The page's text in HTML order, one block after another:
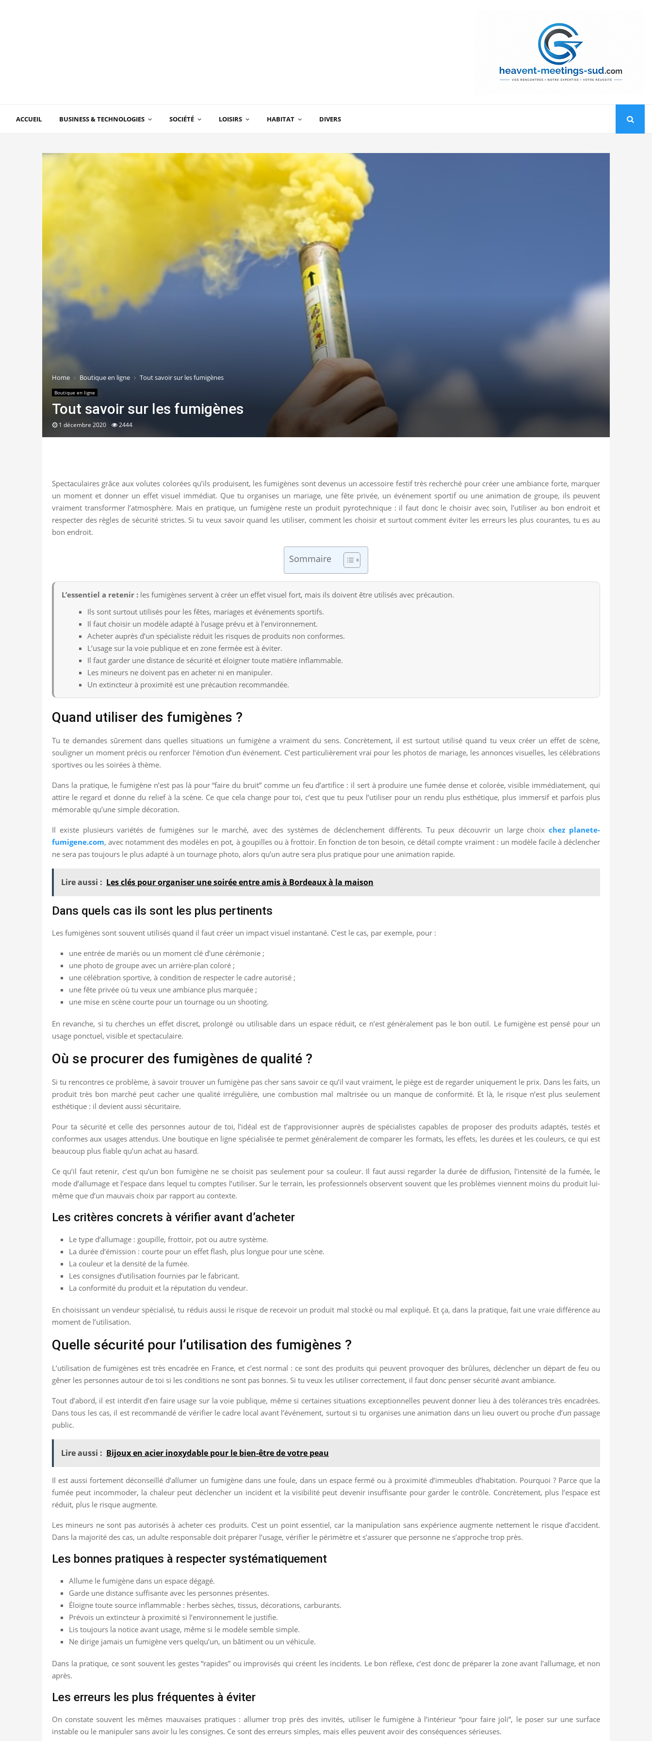
ACCUEIL BUSINESS & TECHNOLOGIES SOCIÉTÉ LOISIRS HABITAT DIVERS
Home Boutique en ligne Tout savoir sur les fumigènes
Boutique en ligne
Tout savoir sur les fumigènes
1 décembre 2020 2444
Spectaculaires grâce aux volutes colorées qu’ils produisent, les fumigènes sont devenus un accessoire festif très recherché pour créer une ambiance forte, marquer
un moment et donner un effet visuel immédiat. Que tu organises un mariage, une fête privée, un événement sportif ou une animation de groupe, ils peuvent
vraiment transformer l’atmosphère. Mais en pratique, un fumigène reste un produit pyrotechnique : il faut donc le choisir avec soin, l’utiliser au bon endroit et
respecter des règles de sécurité strictes. Si tu veux savoir quand les utiliser, comment les choisir et surtout comment éviter les erreurs les plus courantes, tu es au
bon endroit.
Sommaire
L’essentiel a retenir : les fumigènes servent à créer un effet visuel fort, mais ils doivent être utilisés avec précaution.
Ils sont surtout utilisés pour les fêtes, mariages et événements sportifs.
Il faut choisir un modèle adapté à l’usage prévu et à l’environnement.
Acheter auprès d’un spécialiste réduit les risques de produits non conformes.
L’usage sur la voie publique et en zone fermée est à éviter.
Il faut garder une distance de sécurité et éloigner toute matière inflammable.
Les mineurs ne doivent pas en acheter ni en manipuler.
Un extincteur à proximité est une précaution recommandée.
Quand utiliser des fumigènes ?
Tu te demandes sûrement dans quelles situations un fumigène a vraiment du sens. Concrètement, il est surtout utilisé quand tu veux créer un effet de scène,
souligner un moment précis ou renforcer l’émotion d’un événement. C’est particulièrement vrai pour les photos de mariage, les annonces visuelles, les célébrations
sportives ou les soirées à thème.
Dans la pratique, le fumigène n’est pas là pour “faire du bruit” comme un feu d’artifice : il sert à produire une fumée dense et colorée, visible immédiatement, qui
attire le regard et donne du relief à la scène. Ce que cela change pour toi, c’est que tu peux l’utiliser pour un rendu plus esthétique, plus immersif et parfois plus
mémorable qu’une simple décoration.
Il existe plusieurs variétés de fumigènes sur le marché, avec des systèmes de déclenchement différents. Tu peux découvrir un large choixchez planete-
fumigene.com, avec notamment des modèles en pot, à goupilles ou à frottoir. En fonction de ton besoin, ce détail compte vraiment : un modèle facile à déclencher
ne sera pas toujours le plus adapté à un tournage photo, alors qu’un autre sera plus pratique pour une animation rapide.
Lire aussi : Les clés pour organiser une soirée entre amis à Bordeaux à la maison
Dans quels cas ils sont les plus pertinents
Les fumigènes sont souvent utilisés quand il faut créer un impact visuel instantané. C’est le cas, par exemple, pour :
une entrée de mariés ou un moment clé d’une cérémonie ;
une photo de groupe avec un arrière-plan coloré ;
une célébration sportive, à condition de respecter le cadre autorisé ;
une fête privée où tu veux une ambiance plus marquée ;
une mise en scène courte pour un tournage ou un shooting.
En revanche, si tu cherches un effet discret, prolongé ou utilisable dans un espace réduit, ce n’est généralement pas le bon outil. Le fumigène est pensé pour un
usage ponctuel, visible et spectaculaire.
Où se procurer des fumigènes de qualité ?
Si tu rencontres ce problème, à savoir trouver un fumigène pas cher sans savoir ce qu’il vaut vraiment, le piège est de regarder uniquement le prix. Dans les faits, un
produit très bon marché peut cacher une qualité irrégulière, une combustion mal maîtrisée ou un manque de conformité. Et là, le risque n’est plus seulement
esthétique : il devient aussi sécuritaire.
Pour ta sécurité et celle des personnes autour de toi, l’idéal est de t’approvisionner auprès de spécialistes capables de proposer des produits adaptés, testés et
conformes aux usages attendus. Une boutique en ligne spécialisée te permet généralement de comparer les formats, les effets, les durées et les couleurs, ce qui est
beaucoup plus fiable qu’un achat au hasard.
Ce qu’il faut retenir, c’est qu’un bon fumigène ne se choisit pas seulement pour sa couleur. Il faut aussi regarder la durée de diffusion, l’intensité de la fumée, le
mode d’allumage et l’espace dans lequel tu comptes l’utiliser. Sur le terrain, les professionnels observent souvent que les problèmes viennent moins du produit lui-
même que d’un mauvais choix par rapport au contexte.
Les critères concrets à vérifier avant d’acheter
Le type d’allumage : goupille, frottoir, pot ou autre système.
La durée d’émission : courte pour un effet flash, plus longue pour une scène.
La couleur et la densité de la fumée.
Les consignes d’utilisation fournies par le fabricant.
La conformité du produit et la réputation du vendeur.
En choisissant un vendeur spécialisé, tu réduis aussi le risque de recevoir un produit mal stocké ou mal expliqué. Et ça, dans la pratique, fait une vraie différence au
moment de l’utilisation.
Quelle sécurité pour l’utilisation des fumigènes ?
L’utilisation de fumigènes est très encadrée en France, et c’est normal : ce sont des produits qui peuvent provoquer des brûlures, déclencher un départ de feu ou
gêner les personnes autour de toi si les conditions ne sont pas bonnes. Si tu veux les utiliser correctement, il faut donc penser sécurité avant ambiance.
Tout d’abord, il est interdit d’en faire usage sur la voie publique, même si certaines situations exceptionnelles peuvent donner lieu à des tolérances très encadrées.
Dans tous les cas, il est recommandé de vérifier le cadre local avant l’événement, surtout si tu organises une animation dans un lieu ouvert ou proche d’un passage
public.
Lire aussi : Bijoux en acier inoxydable pour le bien-être de votre peau
Il est aussi fortement déconseillé d’allumer un fumigène dans une foule, dans un espace fermé ou à proximité d’immeubles d’habitation. Pourquoi ? Parce que la
fumée peut incommoder, la chaleur peut déclencher un incident et la visibilité peut devenir insuffisante pour garder le contrôle. Concrètement, plus l’espace est
réduit, plus le risque augmente.
Les mineurs ne sont pas autorisés à acheter ces produits. C’est un point essentiel, car la manipulation sans expérience augmente nettement le risque d’accident.
Dans la majorité des cas, un adulte responsable doit préparer l’usage, vérifier le périmètre et s’assurer que personne ne s’approche trop près.
Les bonnes pratiques à respecter systématiquement
Allume le fumigène dans un espace dégagé.
Garde une distance suffisante avec les personnes présentes.
Éloigne toute source inflammable : herbes sèches, tissus, décorations, carburants.
Prévois un extincteur à proximité si l’environnement le justifie.
Lis toujours la notice avant usage, même si le modèle semble simple.
Ne dirige jamais un fumigène vers quelqu’un, un bâtiment ou un véhicule.
Dans la pratique, ce sont souvent les gestes “rapides” ou improvisés qui créent les incidents. Le bon réflexe, c’est donc de préparer la zone avant l’allumage, et non
après.
Les erreurs les plus fréquentes à éviter
On constate souvent les mêmes mauvaises pratiques : allumer trop près des invités, utiliser le fumigène à l’intérieur “pour faire joli”, le poser sur une surface
instable ou le manipuler sans avoir lu les consignes. Ce sont des erreurs simples, mais elles peuvent avoir des conséquences sérieuses.